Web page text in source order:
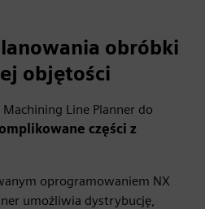
obróbki
objętości
Line Planner do
części z
oprogramowaniem NX
umożliwia dystrybucję,